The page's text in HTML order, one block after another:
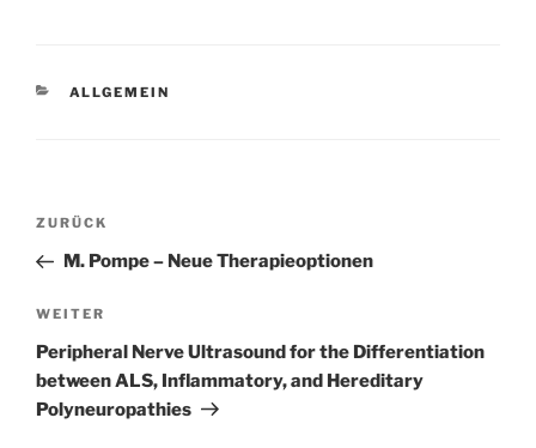
KATEGORIEN
ALLGEMEIN
Beitragsnavigation
Vorheriger
Beitrag
ZURÜCK
M. Pompe – Neue Therapieoptionen
Nächster
Beitrag
WEITER
Peripheral Nerve Ultrasound for the Differentiation
between ALS, Inflammatory, and Hereditary
Polyneuropathies